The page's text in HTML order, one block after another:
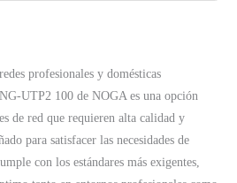
profesionales y domésticas
UTP2 100 de NOGA es una opción
de red que requieren alta calidad y
para satisfacer las necesidades de
con los estándares más exigentes,